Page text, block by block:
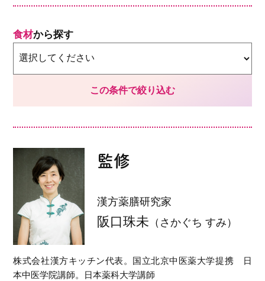
食材から探す
監修
漢方薬膳研究家
阪口珠未 （さかぐち すみ）
株式会社漢方キッチン代表。国立北京中医薬大学提携 日
本中医学院講師。日本薬科大学講師